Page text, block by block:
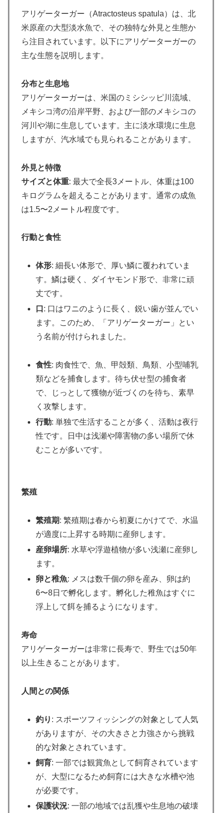
アリゲーターガー（Atractosteus spatula）は、北
米原産の大型淡水魚で、その独特な外見と生態か
ら注目されています。以下にアリゲーターガーの
主な生態を説明します。
分布と生息地
アリゲーターガーは、米国のミシシッピ川流域、
メキシコ湾の沿岸平野、および一部のメキシコの
河川や湖に生息しています。主に淡水環境に生息
しますが、汽水域でも見られることがあります。
外見と特徴
サイズと体重: 最大で全長3メートル、体重は100
キログラムを超えることがあります。通常の成魚
は1.5〜2メートル程度です。
行動と食性
体形: 細長い体形で、厚い鱗に覆われていま
す。鱗は硬く、ダイヤモンド形で、非常に頑
丈です。
口 : 口はワニのように長く、鋭い歯が並んでい
ます。このため、「アリゲーターガー」とい
う名前が付けられました。
食性: 肉食性で、魚、甲殻類、鳥類、小型哺乳
類などを捕食します。待ち伏せ型の捕食者
で、じっとして獲物が近づくのを待ち、素早
く攻撃します。
行動: 単独で生活することが多く、活動は夜行
性です。日中は浅瀬や障害物の多い場所で休
むことが多いです。
繁殖
繁殖期: 繁殖期は春から初夏にかけてで、水温
が適度に上昇する時期に産卵します。
産卵場所: 水草や浮遊植物が多い浅瀬に産卵し
ます。
卵と稚魚: メスは数千個の卵を産み、卵は約
6〜8日で孵化します。孵化した稚魚はすぐに
浮上して餌を捕るようになります。
寿命
アリゲーターガーは非常に長寿で、野生では50年
以上生きることがあります。
人間との関係
釣り : スポーツフィッシングの対象として人気
がありますが、その大きさと力強さから挑戦
的な対象とされています。
飼育: 一部では観賞魚として飼育されています
が、大型になるため飼育には大きな水槽や池
が必要です。
保護状況: 一部の地域では乱獲や生息地の破壊